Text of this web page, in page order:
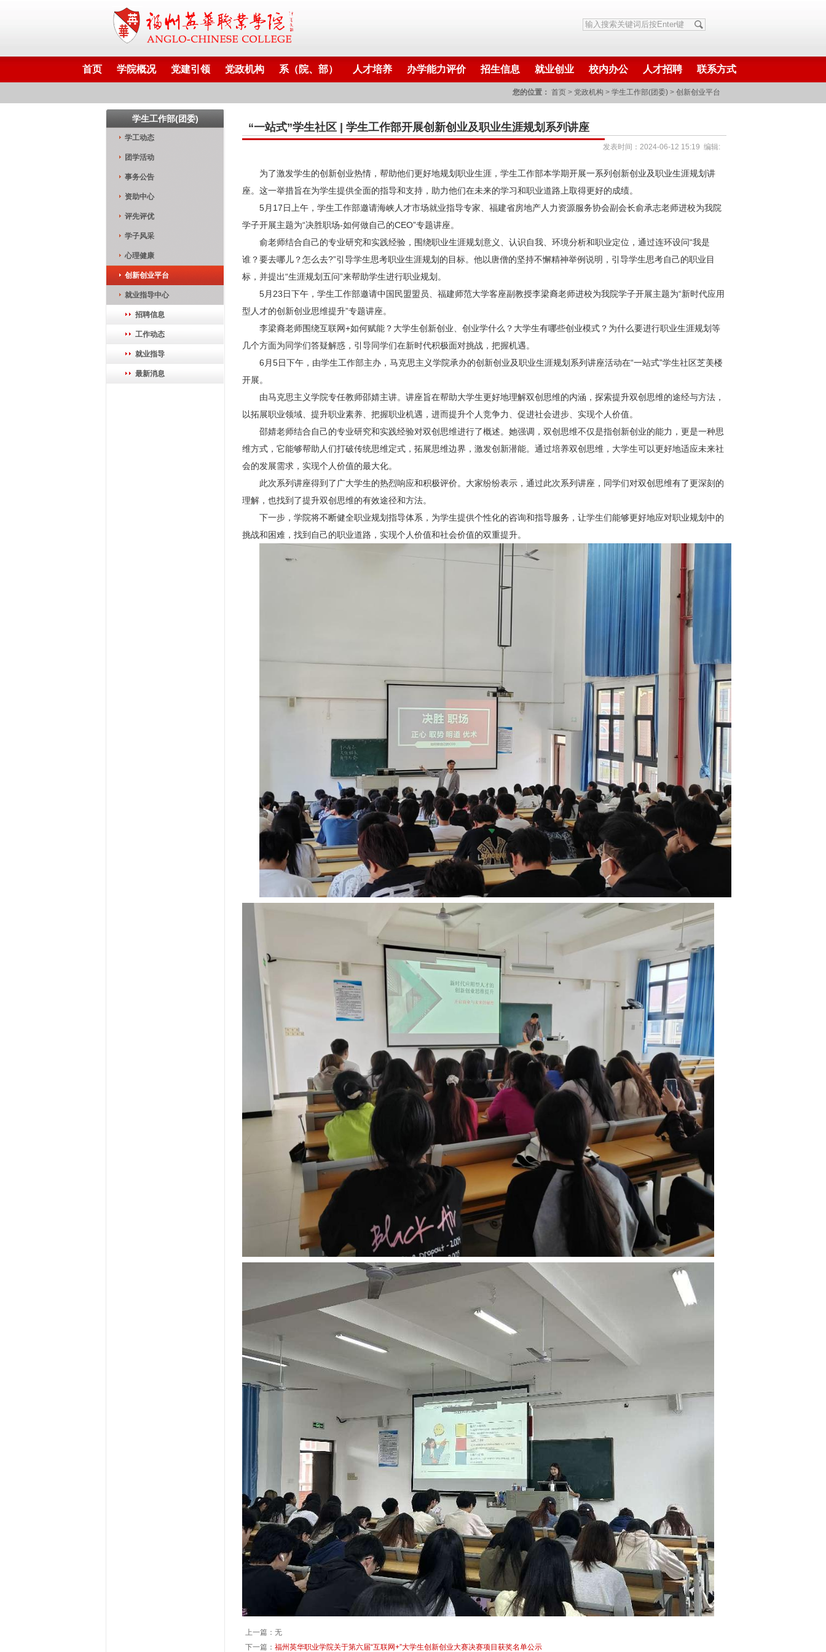
首页 学院概况 党建引领 党政机构 系（院、部） 人才培养 办学能力评价 招生信息 就业创业 校内办公 人才招聘 联系方式
您的位置： 首页 > 党政机构 > 学生工作部(团委) > 创新创业平台
学生工作部(团委)
学工动态
团学活动
事务公告
资助中心
评先评优
学子风采
心理健康
创新创业平台
就业指导中心
招聘信息
工作动态
就业指导
最新消息
“一站式”学生社区 | 学生工作部开展创新创业及职业生涯规划系列讲座
发表时间：2024-06-12 15:19 编辑:
为了激发学生的创新创业热情，帮助他们更好地规划职业生涯，学生工作部本学期开展一系列创新创业及职业生涯规划讲
座。这一举措旨在为学生提供全面的指导和支持，助力他们在未来的学习和职业道路上取得更好的成绩。
5月17日上午，学生工作部邀请海峡人才市场就业指导专家、福建省房地产人力资源服务协会副会长俞承志老师进校为我院
学子开展主题为“决胜职场-如何做自己的CEO”专题讲座。
俞老师结合自己的专业研究和实践经验，围绕职业生涯规划意义、认识自我、环境分析和职业定位，通过连环设问“我是
谁？要去哪儿？怎么去?”引导学生思考职业生涯规划的目标。他以唐僧的坚持不懈精神举例说明，引导学生思考自己的职业目
标，并提出“生涯规划五问”来帮助学生进行职业规划。
5月23日下午，学生工作部邀请中国民盟盟员、福建师范大学客座副教授李梁裔老师进校为我院学子开展主题为“新时代应用
型人才的创新创业思维提升”专题讲座。
李梁裔老师围绕互联网+如何赋能？大学生创新创业、创业学什么？大学生有哪些创业模式？为什么要进行职业生涯规划等
几个方面为同学们答疑解惑，引导同学们在新时代积极面对挑战，把握机遇。
6月5日下午，由学生工作部主办，马克思主义学院承办的创新创业及职业生涯规划系列讲座活动在“一站式”学生社区芝美楼
开展。
由马克思主义学院专任教师邵婧主讲。讲座旨在帮助大学生更好地理解双创思维的内涵，探索提升双创思维的途经与方法，
以拓展职业领域、提升职业素养、把握职业机遇，进而提升个人竞争力、促进社会进步、实现个人价值。
邵婧老师结合自己的专业研究和实践经验对双创思维进行了概述。她强调，双创思维不仅是指创新创业的能力，更是一种思
维方式，它能够帮助人们打破传统思维定式，拓展思维边界，激发创新潜能。通过培养双创思维，大学生可以更好地适应未来社
会的发展需求，实现个人价值的最大化。
此次系列讲座得到了广大学生的热烈响应和积极评价。大家纷纷表示，通过此次系列讲座，同学们对双创思维有了更深刻的
理解，也找到了提升双创思维的有效途径和方法。
下一步，学院将不断健全职业规划指导体系，为学生提供个性化的咨询和指导服务，让学生们能够更好地应对职业规划中的
挑战和困难，找到自己的职业道路，实现个人价值和社会价值的双重提升。
上一篇：无
下一篇： 福州英华职业学院关于第六届“互联网+”大学生创新创业大赛决赛项目获奖名单公示